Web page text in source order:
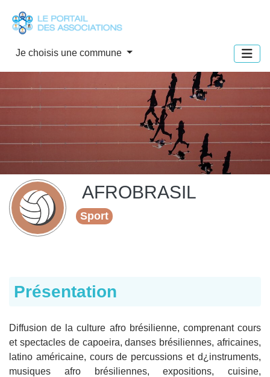
Je choisis une commune
AFROBRASIL
Sport
Présentation
Diffusion de la culture afro brésilienne, comprenant cours
et spectacles de capoeira, danses brésiliennes, africaines,
latino américaine, cours de percussions et d¿instruments,
musiques afro brésiliennes, expositions, cuisine,